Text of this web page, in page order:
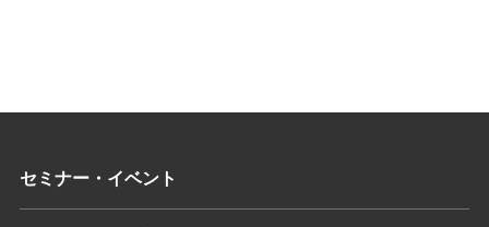
セミナー・イベント